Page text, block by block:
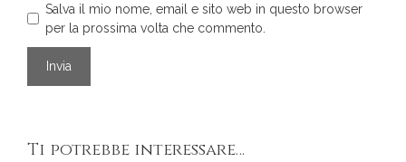
Salva il mio nome, email e sito web in questo browser
per la prossima volta che commento.
Ti potrebbe interessare…